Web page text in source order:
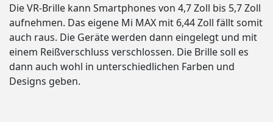
Die VR-Brille kann Smartphones von 4,7 Zoll bis 5,7 Zoll
aufnehmen. Das eigene Mi MAX mit 6,44 Zoll fällt somit
auch raus. Die Geräte werden dann eingelegt und mit
einem Reißverschluss verschlossen. Die Brille soll es
dann auch wohl in unterschiedlichen Farben und
Designs geben.